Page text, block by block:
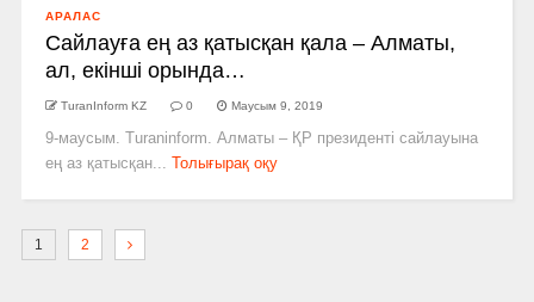
АРАЛАС
Сайлауға ең аз қатысқан қала – Алматы,
ал, екінші орында…
TuranInform KZ 0 Маусым 9, 2019
9-маусым. Turaninform. Алматы – ҚР президенті сайлауына
ең аз қатысқан...
Толығырақ оқу
1 2